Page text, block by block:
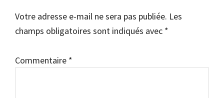
lecteur
Votre adresse e-mail ne sera pas publiée. Les
champs obligatoires sont indiqués avec *
Commentaire *